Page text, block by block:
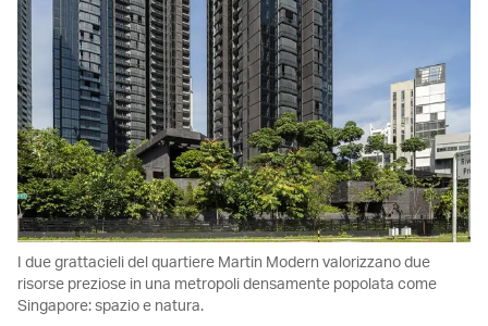
I due grattacieli del quartiere Martin Modern valorizzano due
risorse preziose in una metropoli densamente popolata come
Singapore: spazio e natura.